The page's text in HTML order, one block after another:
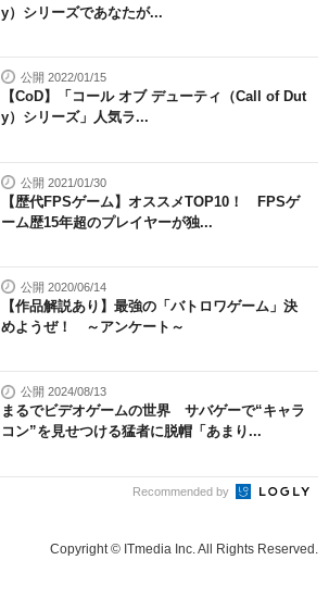
y）シリーズであなたが...
公開 2022/01/15
【CoD】「コール オブ デューティ（Call of Dut
y）シリーズ」人気ラ...
公開 2021/01/30
【歴代FPSゲーム】オススメTOP10！ FPSゲ
ーム歴15年超のプレイヤーが独...
公開 2020/06/14
【作品解説あり】最強の「バトロワゲーム」決
めようぜ！ ～アンケート～
公開 2024/08/13
まるでビデオゲームの世界 サバゲーで“キャラ
コン”を見せつける猛者に脱帽「あまり...
Recommended by
Copyright © ITmedia Inc. All Rights Reserved.